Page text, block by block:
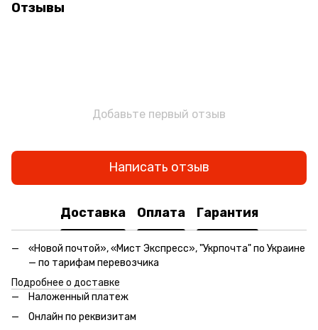
Отзывы
Добавьте первый отзыв
Написать отзыв
Доставка Оплата Гарантия
«Новой почтой», «Мист Экспресс», "Укрпочта" по Украине
— по тарифам перевозчика
Подробнее о доставке
Наложенный платеж
Онлайн по реквизитам